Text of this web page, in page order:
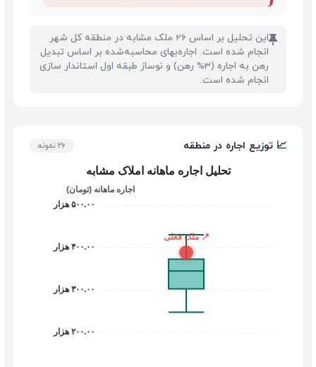
📌
این تحلیل بر اساس 26 ملک مشابه در منطقه کل شهر
انجام شده است. اجاره‌بهای محاسبه‌شده بر اساس تبدیل
رهن به اجاره (3% رهن) و نوساز طبقه اول استاندار سازی
انجام شده است.
📈 توزیع اجاره در منطقه 26 نمونه